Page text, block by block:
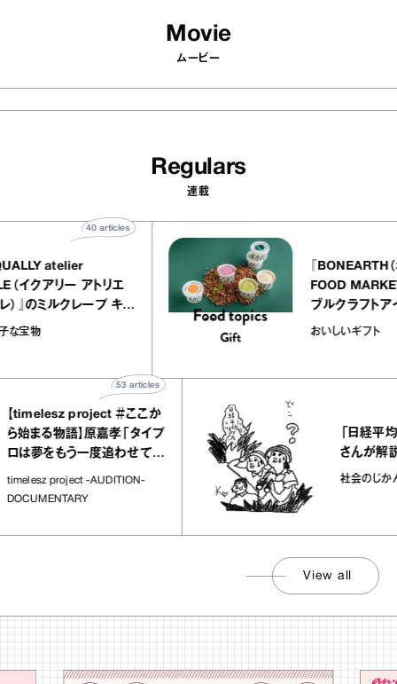
Movie
ムービー
Regulars
連載
『EQUALLY atelier
NOLE（イクアリー アトリエ
ノーレ）』のミルクレープ キャ
ラメルバニーユほか｜chico
お菓子な宝物
40
『
FOOD
ブルクラ
｜真野
おいしい
project ＃ここか
る物語】原嘉孝「タイプ
をもう一度追わせてく
所」
project -AUDITION-
articles
「日経平均7万
さんが解説
社会のじかん
View all